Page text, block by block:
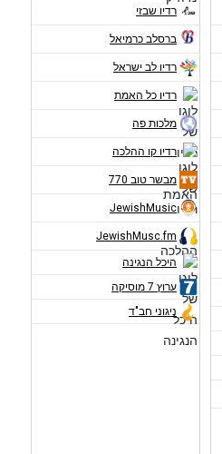
רדיו שבזי
ברסלב כרמיאל
רדיו לב ישראל
רדיו כל האמת
מלכות פה
רדיו קו ההלכה
מבשר טוב 770
JewishMusic
JewishMusc.fm
היכל הנגינה
ערוץ 7 מוסיקה
ניגוני חב"ד